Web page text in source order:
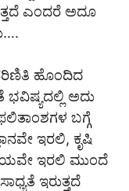
ಎಂದರೆ ಅದೂ
ಹೊಂದಿದ
ಅದು
ಬಗ್ಗೆ
ಇರಲಿ, ಕೃಷಿ
ಇರಲಿ ಮುಂದೆ
ಇರುತ್ತದೆ